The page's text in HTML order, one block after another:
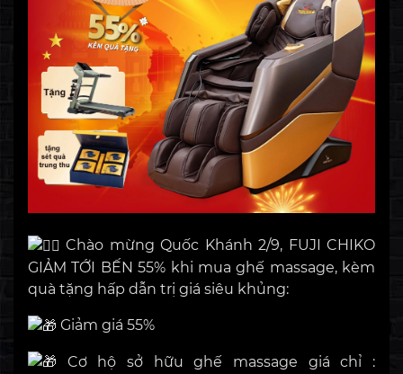
Chào mừng Quốc Khánh 2/9, FUJI CHIKO
GIẢM TỚI BẾN 55% khi mua ghế massage, kèm
quà tặng hấp dẫn trị giá siêu khủng:
Giảm giá 55%
Cơ hộ sở hữu ghế massage giá chỉ :